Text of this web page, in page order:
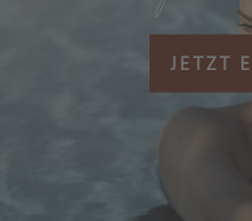
JETZT